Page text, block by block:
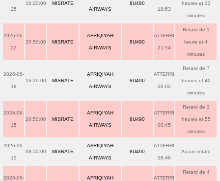
25
16:20:00 MISRATE
AIRWAYS
8U490
18:53
heures et 33
minutes
2026-06-
22
20:50:00 MISRATE
AFRIQIYAH
AIRWAYS
8U490
ATTERRI
21:54
Retard de 1
heure et 4
minutes
2026-06-
18
16:20:00 MISRATE
AFRIQIYAH
AIRWAYS
8U490
ATTERRI
00:00
Retard de 7
heures et 40
minutes
2026-06-
15
20:50:00 MISRATE
AFRIQIYAH
AIRWAYS
8U490
ATTERRI
00:45
Retard de 3
heures et 55
minutes
2026-06-
13
08:50:00 MISRATE
AFRIQIYAH
AIRWAYS
8U490
ATTERRI
08:46
Aucun retard
2026-06- AFRIQIYAH ATTERRI
Retard de 4